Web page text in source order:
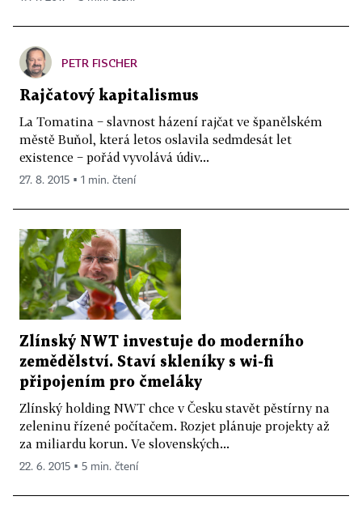
PETR FISCHER
Rajčatový kapitalismus
La Tomatina − slavnost házení rajčat ve španělském
městě Buňol, která letos oslavila sedmdesát let
existence − pořád vyvolává údiv...
27. 8. 2015 ▪ 1 min. čtení
Zlínský NWT investuje do moderního
zemědělství. Staví skleníky s wi-fi
připojením pro čmeláky
Zlínský holding NWT chce v Česku stavět pěstírny na
zeleninu řízené počítačem. Rozjet plánuje projekty až
za miliardu korun. Ve slovenských...
22. 6. 2015 ▪ 5 min. čtení